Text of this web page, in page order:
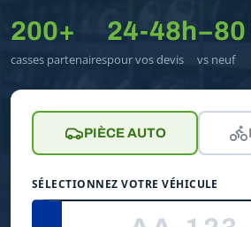
200+
casses partenaires
24-48h
pour vos devis
−80
vs neuf
PIÈCE AUTO
SÉLECTIONNEZ VOTRE VÉHICULE